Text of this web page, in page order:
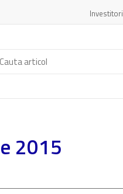
Investitori
Cauta
2015